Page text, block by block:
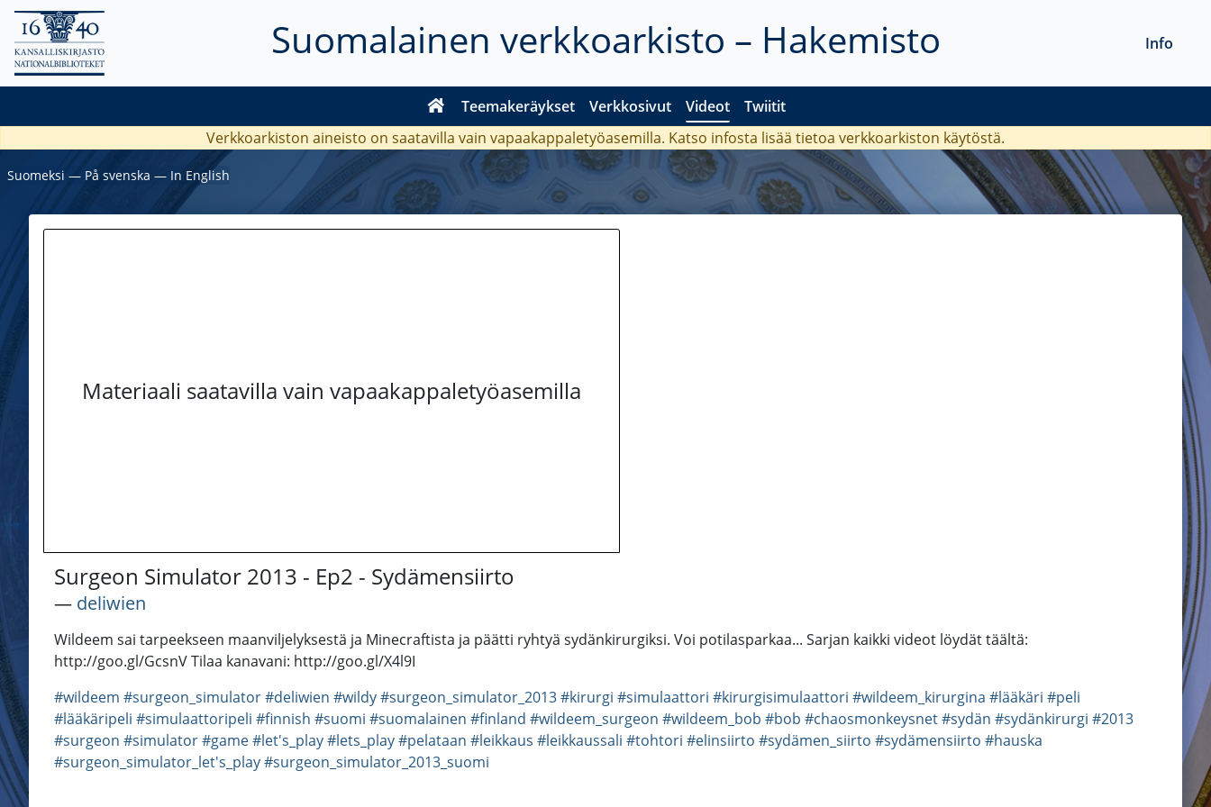
Suomalainen verkkoarkisto – Hakemisto
Teemakeräykset Verkkosivut Videot Twiitit
Info
Verkkoarkiston aineisto on saatavilla vain vapaakappaletyöasemilla. Katso infosta lisää tietoa verkkoarkiston käytöstä.
Suomeksi ― På svenska ― In English
Materiaali saatavilla vain vapaakappaletyöasemilla
Surgeon Simulator 2013 - Ep2 - Sydämensiirto
― deliwien
Wildeem sai tarpeekseen maanviljelyksestä ja Minecraftista ja päätti ryhtyä sydänkirurgiksi. Voi potilasparkaa... Sarjan kaikki videot löydät täältä:
http://goo.gl/GcsnV Tilaa kanavani: http://goo.gl/X4l9I
#wildeem #surgeon_simulator#deliwien #wildy#surgeon_simulator_2013#kirurgi #simulaattori #kirurgisimulaattori #wildeem_kirurgina #lääkäri #peli
#lääkäripeli #simulaattoripeli #finnish #suomi #suomalainen #finland #wildeem_surgeon #wildeem_bob #bob #chaosmonkeysnet#sydän #sydänkirurgi #2013
#surgeon #simulator#game#let's_play#lets_play#pelataan #leikkaus #leikkaussali #tohtori #elinsiirto #sydämen_siirto #sydämensiirto #hauska
#surgeon_simulator_let's_play#surgeon_simulator_2013_suomi